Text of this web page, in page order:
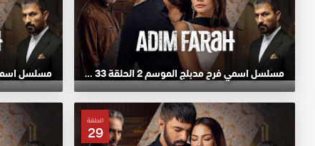
مسلسل اسمي فرح مدبلج الموسم 2 الحلقة 33 HD
الحلقة
29